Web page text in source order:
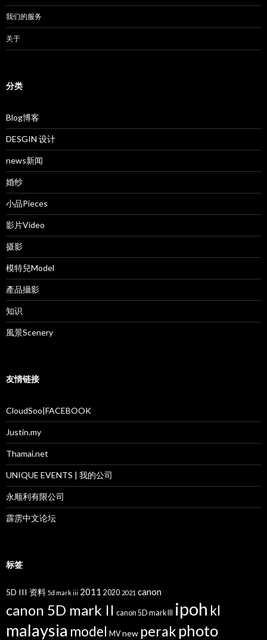
我们的服务
关于
分类
Blog博客
DESGIN 设计
news新闻
婚纱
小品Pieces
影片Video
摄影
模特兒Model
產品攝影
知识
風景Scenery
友情链接
CloudSoo|FACEBOOK
Justin.my
Thamai.net
UNIQUE EVENTS | 我的公司
永顺利有限公司
霹雳中文论坛
标签
5D III 资料 5d mark iii 2011 2020 2021 canon
canon 5D mark II canon 5D mark III ipoh kl
malaysia model MV new perak photo